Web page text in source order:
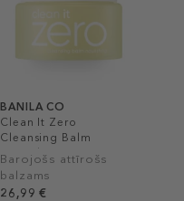
BANILA CO
Clean It Zero
Cleansing Balm
Nourishing
Barojošs attīrošs
balzams
26,99 €